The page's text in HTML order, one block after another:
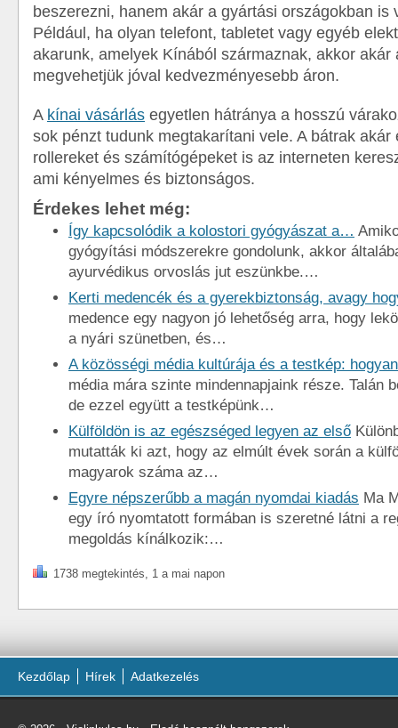
beszerezni, hanem akár a gyártási országokban is
Például, ha olyan telefont, tabletet vagy egyéb
akarunk, amelyek Kínából származnak, akkor akár
megvehetjük jóval kedvezményesebb áron.
A kínai vásárlás egyetlen hátránya a hosszú
sok pénzt tudunk megtakarítani vele. A bátrak akár
rollereket és számítógépeket is az interneten
ami kényelmes és biztonságos.
Érdekes lehet még:
Így kapcsolódik a kolostori gyógyászat a…
gyógyítási módszerekre gondolunk, akkor
ayurvédikus orvoslás jut eszünkbe.…
Kerti medencék és a gyerekbiztonság, avagy
medence egy nagyon jó lehetőség arra, hogy
a nyári szünetben, és…
A közösségi média kultúrája és a testkép:
média mára szinte mindennapjaink része. Talán
de ezzel együtt a testképünk…
Külföldön is az egészséged legyen az első
mutatták ki azt, hogy az elmúlt évek során a
magyarok száma az…
Egyre népszerűbb a magán nyomdai kiadás Ma
egy író nyomtatott formában is szeretné látni a
megoldás kínálkozik:…
1738 megtekintés, 1 a mai napon
Kezdőlap Hírek Adatkezelés